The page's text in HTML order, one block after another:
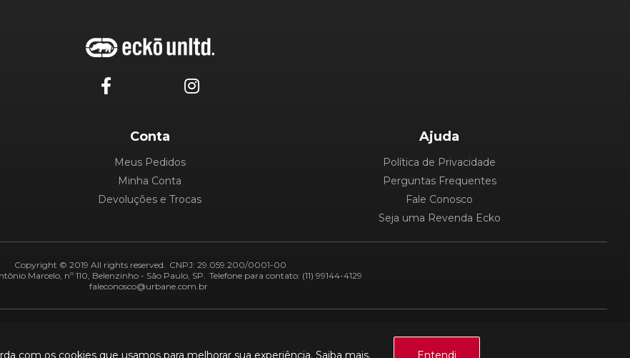
com os cookies que usamos para melhorar sua experiência. Saiba mais. Entendi
Conta
Meus Pedidos
Minha Conta
Devoluções e Trocas
Ajuda
Política de Privacidade
Perguntas Frequentes
Fale Conosco
Seja uma Revenda Ecko
Copyright © 2019 All rights reserved. CNPJ: 29.059.200/0001-00
Marcelo, nº 110, Belenzinho - São Paulo, SP. Telefone para contato: (11) 99144-4129
faleconosco@urbane.com.br